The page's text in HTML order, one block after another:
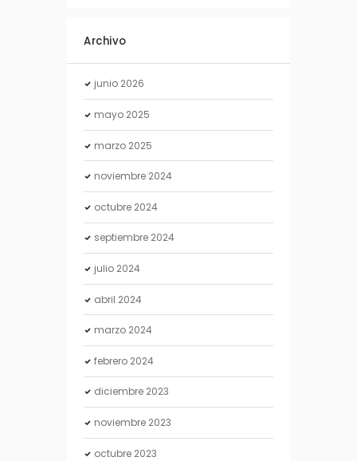
Archivo
junio 2026
mayo 2025
marzo 2025
noviembre 2024
octubre 2024
septiembre 2024
julio 2024
abril 2024
marzo 2024
febrero 2024
diciembre 2023
noviembre 2023
octubre 2023